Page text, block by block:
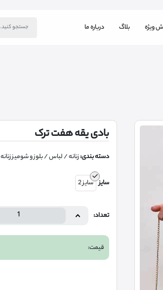
ویژه بلاگ درباره ما
بادی یقه هفت ترک
دسته بندی:زنانه/ لباس/ بلوز و شومیز زنانه
سایز سایز 2
قیمت:
تعداد: